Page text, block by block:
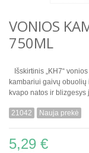
VONIOS
750ML
Išskirtinis „KH7“
kambariui gaivų
kvapo natos ir
21042 Nauja prekė
5,29 €